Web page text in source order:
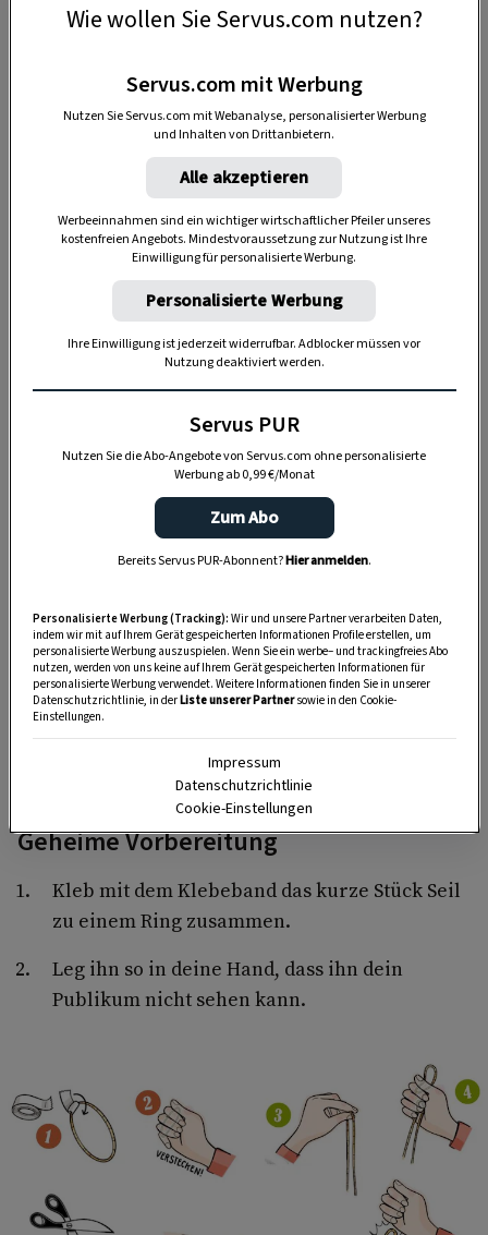
Das brauchst du:
1 kurzes Stück Seil (10 cm)
1 langes Stück Seil (30 cm)
1 Stück Klebeband und 1 Schere
„Servus Garten“ auf WhatsApp
Nutzen Sie WhatsApp auf Ihrem Handy und lieben es, auf
unserem kostenlosen WhatsApp-Kanal finden Sie täglich
Tipps und Tricks für Garten, Terrasse, Balkon- und
Zimmerpflanzen.
Geheime Vorbereitung
Kleb mit dem Klebeband das kurze Stück Seil
zu einem Ring zusammen.
Leg ihn so in deine Hand, dass ihn dein
Publikum nicht sehen kann.
Wie wollen Sie Servus.com nutzen?
Servus.com mit Werbung
Nutzen Sie Servus.com mit Webanalyse, personalisierter Werbung
und Inhalten von Drittanbietern.
Alle akzeptieren
Werbeeinnahmen sind ein wichtiger wirtschaftlicher Pfeiler unseres
kostenfreien Angebots. Mindestvoraussetzung zur Nutzung ist Ihre
Einwilligung für personalisierte Werbung.
Personalisierte Werbung
Ihre Einwilligung ist jederzeit widerrufbar. Adblocker müssen vor
Nutzung deaktiviert werden.
Servus PUR
Nutzen Sie die Abo-Angebote von Servus.com ohne personalisierte
Werbung ab 0,99 €/Monat
Zum Abo
Bereits Servus PUR-Abonnent?Hier anmelden.
Personalisierte Werbung (Tracking): Wir und unsere Partner verarbeiten Daten,
indem wir mit auf Ihrem Gerät gespeicherten Informationen Profile erstellen, um
personalisierte Werbung auszuspielen. Wenn Sie ein werbe– und trackingfreies Abo
nutzen, werden von uns keine auf Ihrem Gerät gespeicherten Informationen für
personalisierte Werbung verwendet. Weitere Informationen finden Sie in unserer
Datenschutzrichtlinie, in derListe unserer Partnersowie in den Cookie-
Einstellungen.
Impressum
Datenschutzrichtlinie
Cookie-Einstellungen